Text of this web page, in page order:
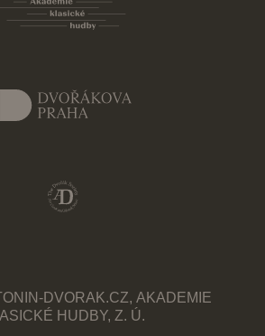
DVORAK.CZ, AKADEMIE
HUDBY, Z. Ú.